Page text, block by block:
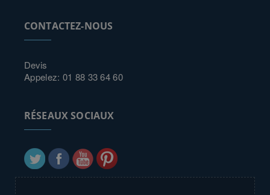
CONTACTEZ-NOUS
Devis
Appelez: 01 88 33 64 60
RÉSEAUX SOCIAUX